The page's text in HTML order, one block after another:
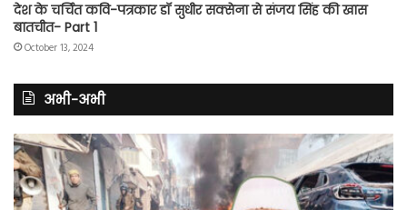
देश के चर्चित कवि-पत्रकार डॉ सुधीर सक्सेना से संजय सिंह की खास
बातचीत- Part 1
October 13, 2024
अभी-अभी